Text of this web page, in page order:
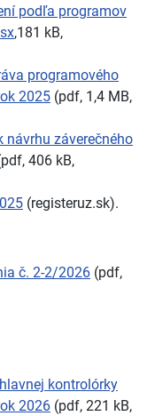
podľa programov
,181 kB,
programového
2025 (pdf, 1,4 MB,
návrhu záverečného
406 kB,
(registeruz.sk).
č. 2-2/2026 (pdf,
kontrolórky
2026 (pdf, 221 kB,